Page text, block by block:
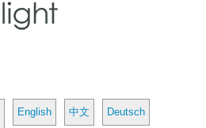
English 中文 Deutsch